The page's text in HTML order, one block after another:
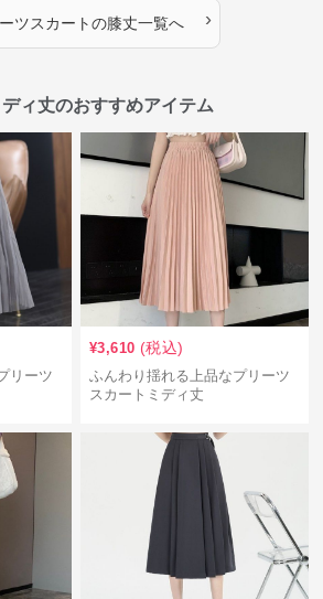
ツスカートの膝丈一覧へ ›
ィ丈のおすすめアイテム
リーツ
¥3,610 (税込)
ふんわり揺れる上品なプリーツ
スカートミディ丈